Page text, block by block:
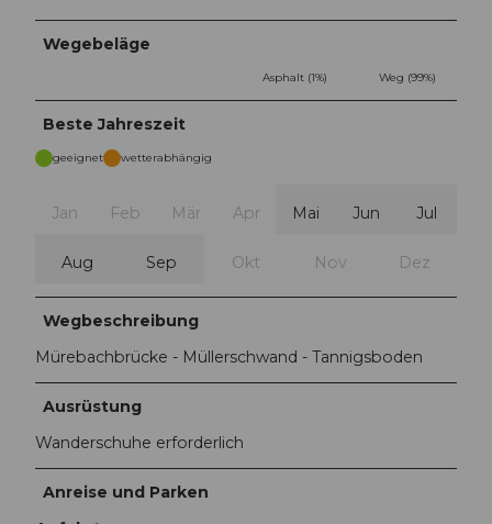
Wegebeläge
Asphalt (1%) Weg (99%)
Beste Jahreszeit
geeignet wetterabhängig
Jan Feb Mär Apr Mai Jun Jul
Aug Sep Okt Nov Dez
Wegbeschreibung
Mürebachbrücke - Müllerschwand - Tannigsboden
Ausrüstung
Wanderschuhe erforderlich
Anreise und Parken